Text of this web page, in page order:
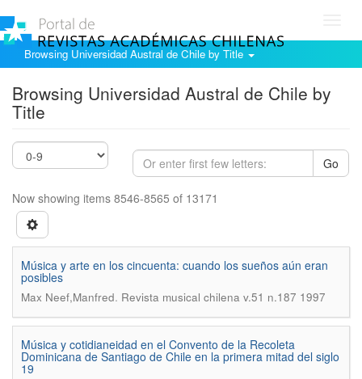
Browsing Universidad Austral de Chile by Title
Browsing Universidad Austral de Chile by
Title
Go
Now showing items 8546-8565 of 13171
Música y arte en los cincuenta: cuando los sueños aún eran
posibles
Max Neef,Manfred. Revista musical chilena v.51 n.187 1997
Música y cotidianeidad en el Convento de la Recoleta
Dominicana de Santiago de Chile en la primera mitad del siglo
19